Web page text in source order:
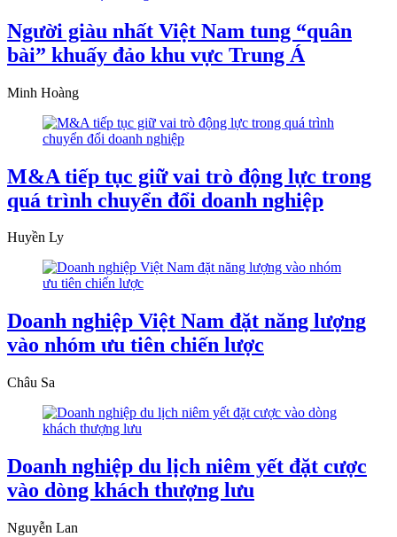
Người giàu nhất Việt Nam tung “quân
bài” khuấy đảo khu vực Trung Á
Minh Hoàng
M&A tiếp tục giữ vai trò động lực trong
quá trình chuyển đổi doanh nghiệp
Huyền Ly
Doanh nghiệp Việt Nam đặt năng lượng
vào nhóm ưu tiên chiến lược
Châu Sa
Doanh nghiệp du lịch niêm yết đặt cược
vào dòng khách thượng lưu
Nguyễn Lan